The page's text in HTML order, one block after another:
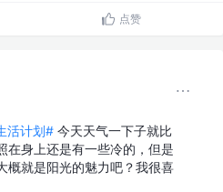
点赞
活计划# 今天天气一下子就比
在身上还是有一些冷的，但是
概就是阳光的魅力吧？我很喜